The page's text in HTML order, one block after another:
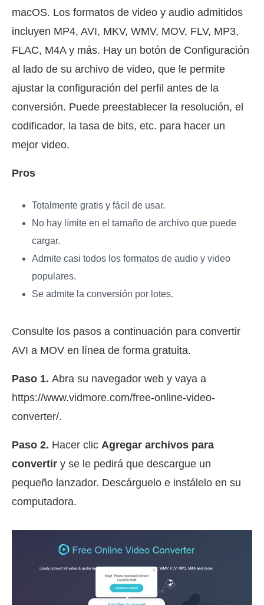
macOS. Los formatos de video y audio admitidos
incluyen MP4, AVI, MKV, WMV, MOV, FLV, MP3,
FLAC, M4A y más. Hay un botón de Configuración
al lado de su archivo de video, que le permite
ajustar la configuración del perfil antes de la
conversión. Puede preestablecer la resolución, el
codificador, la tasa de bits, etc. para hacer un
mejor video.
Pros
Totalmente gratis y fácil de usar.
No hay límite en el tamaño de archivo que puede
cargar.
Admite casi todos los formatos de audio y video
populares.
Se admite la conversión por lotes.
Consulte los pasos a continuación para convertir
AVI a MOV en línea de forma gratuita.
Paso 1. Abra su navegador web y vaya a
https://www.vidmore.com/free-online-video-
converter/.
Paso 2. Hacer clic Agregar archivos para
convertir y se le pedirá que descargue un
pequeño lanzador. Descárguelo e instálelo en su
computadora.